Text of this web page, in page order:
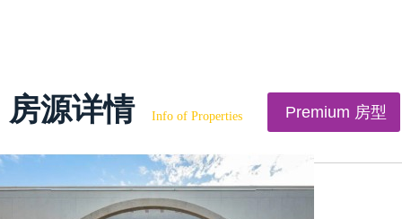
房源详情 Info of Properties Premium 房型